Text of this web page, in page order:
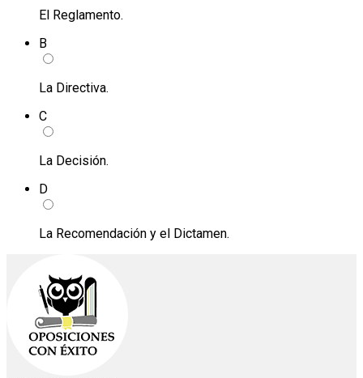
El Reglamento.
B
La Directiva.
C
La Decisión.
D
La Recomendación y el Dictamen.